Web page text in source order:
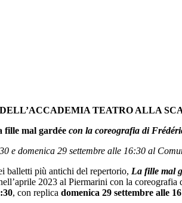
TEATRO ALLA
fille mal gardée con la coreografia di
e domenica 29 settembre alle 16:30 al
balletti più antichi del repertorio, La fille mal
2023 al Piermarini con la
, con replica domenica 29 settembre alle